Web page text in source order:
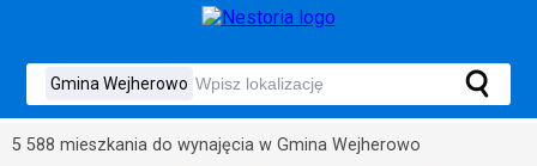
5 588 mieszkania do wynajęcia w Gmina Wejherowo